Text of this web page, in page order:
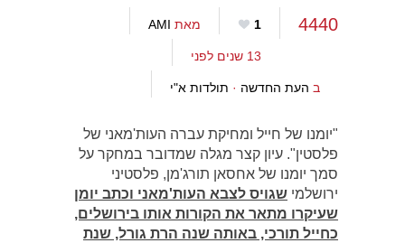
4440
1 מאת AMI
13 שנים לפני
ב העת החדשה · תולדות א"י
"יומנו של חייל ומחיקת עברה העות'מאני של
פלסטין". עיון קצר מגלה שמדובר במחקר על
סמך יומנו של אחסאן תורג'מן, פלסטיני
ירושלמי שגויס לצבא העות'מאני וכתב יומן
שעיקרו מתאר את הקורות אותו בירושלים,
כחייל תורכי, באותה שנה הרת גורל, שנת